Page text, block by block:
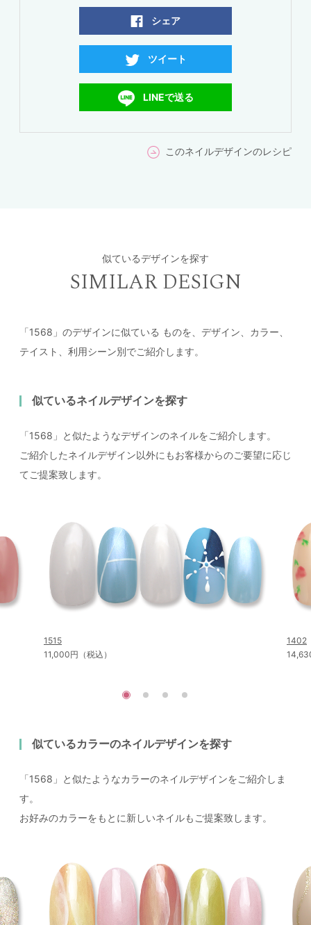
シェア
ツイート
LINEで送る
このネイルデザインのレシピ
似ているデザインを探す
SIMILAR DESIGN
「1568」のデザインに似ている ものを、デザイン、カラー、
テイスト、利用シーン別でご紹介します。
似ているネイルデザインを探す
「1568」と似たようなデザインのネイルをご紹介します。
ご紹介したネイルデザイン以外にもお客様からのご要望に応じ
てご提案致します。
1515
11,000円（税込）
1402
似ているカラーのネイルデザインを探す
「1568」と似たようなカラーのネイルデザインをご紹介しま
す。
お好みのカラーをもとに新しいネイルもご提案致します。